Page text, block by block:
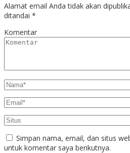
Alamat email Anda tidak akan
ditandai *
Komentar
Simpan nama, email, dan situs
untuk komentar saya berikutnya.